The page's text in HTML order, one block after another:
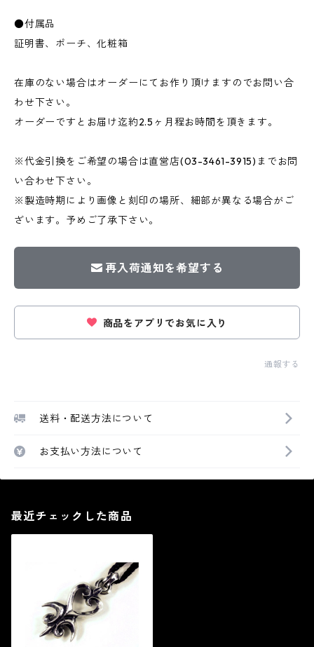
●付属品
証明書、ポーチ、化粧箱
在庫のない場合はオーダーにてお作り頂けますのでお問い合
わせ下さい。
オーダーですとお届け迄約2.5ヶ月程お時間を頂きます。
※代金引換をご希望の場合は直営店(03-3461-3915)までお問
い合わせ下さい。
※製造時期により画像と刻印の場所、細部が異なる場合がご
ざいます。予めご了承下さい。
再入荷通知を希望する
商品をアプリでお気に入り
通報する
送料・配送方法について
お支払い方法について
最近チェックした商品